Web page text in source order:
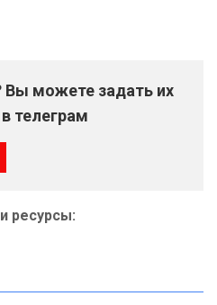
Вы можете задать их
телеграм
ресурсы: